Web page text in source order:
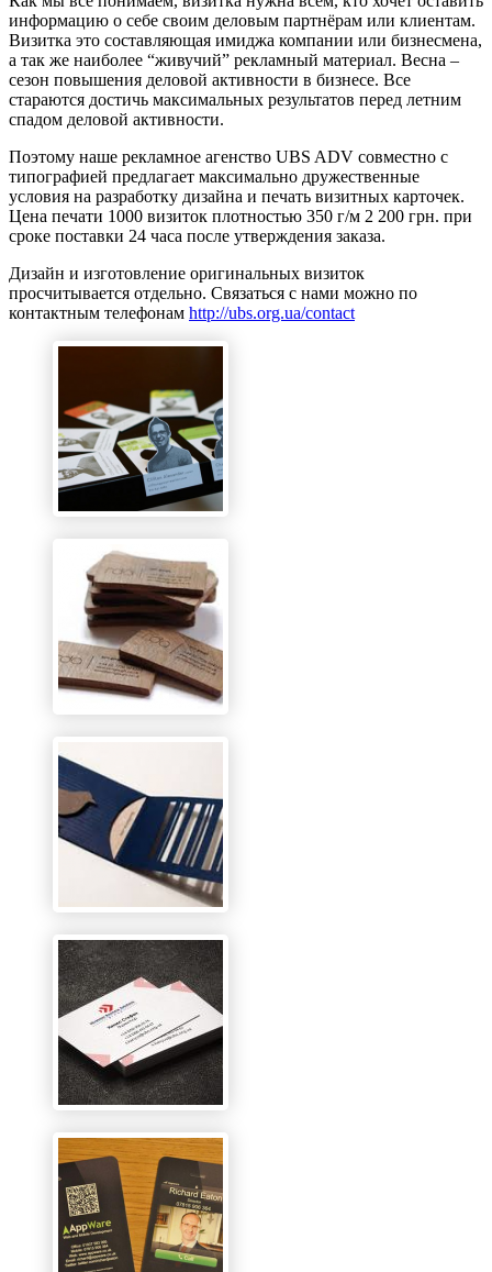
информацию о себе своим деловым партнёрам или клиентам.
Визитка это составляющая имиджа компании или бизнесмена,
а так же наиболее “живучий” рекламный материал. Весна –
сезон повышения деловой активности в бизнесе. Все
стараются достичь максимальных результатов перед летним
спадом деловой активности.
Поэтому наше рекламное агенство UBS ADV совместно с
типографией предлагает максимально дружественные
условия на разработку дизайна и печать визитных карточек.
Цена печати 1000 визиток плотностью 350 г/м 2 200 грн. при
сроке поставки 24 часа после утверждения заказа.
Дизайн и изготовление оригинальных визиток
просчитывается отдельно. Связаться с нами можно по
контактным телефонам http://ubs.org.ua/contact